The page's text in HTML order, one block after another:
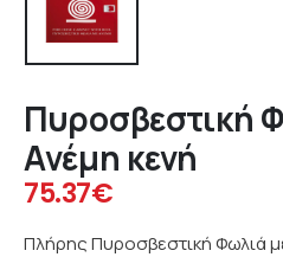
Πυροσβεστική
Ανέμη κενή
75.37€
Πλήρης Πυροσβεστική Φωλιά